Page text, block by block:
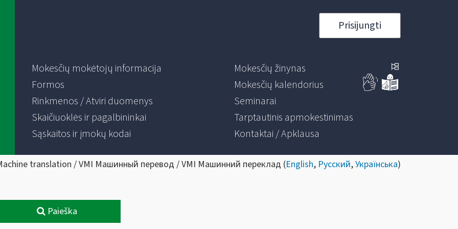
Prisijungti
Mokesčių mokėtojų informacija
Formos
Rinkmenos / Atviri duomenys
Skaičiuoklės ir pagalbininkai
Sąskaitos ir įmokų kodai
Mokesčių žinynas
Mokesčių kalendorius
Seminarai
Tarptautinis apmokestinimas
Kontaktai / Apklausa
translation / VMI Машинный перевод / VMI Машинний переклад (English, Русский,Українська)
Paieška